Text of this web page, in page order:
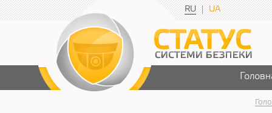
RU UA